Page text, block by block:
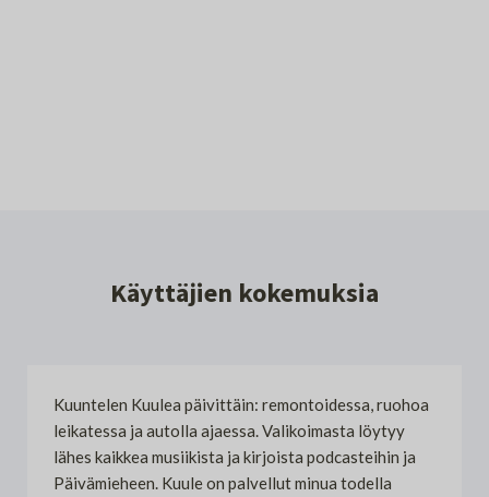
Käyttäjien kokemuksia
Kuuntelen Kuulea päivittäin: remontoidessa, ruohoa
leikatessa ja autolla ajaessa. Valikoimasta löytyy
lähes kaikkea musiikista ja kirjoista podcasteihin ja
Päivämieheen. Kuule on palvellut minua todella